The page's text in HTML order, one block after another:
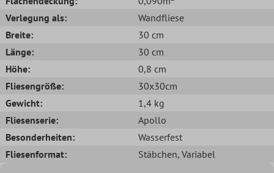
Verlegung als:
Wandfliese
Breite:
30 cm
Länge:
30 cm
Höhe:
0,8 cm
Fliesengröße:
30x30cm
Gewicht:
1,4 kg
Fliesenserie:
Apollo
Besonderheiten:
Wasserfest
Fliesenformat:
Stäbchen, Variabel